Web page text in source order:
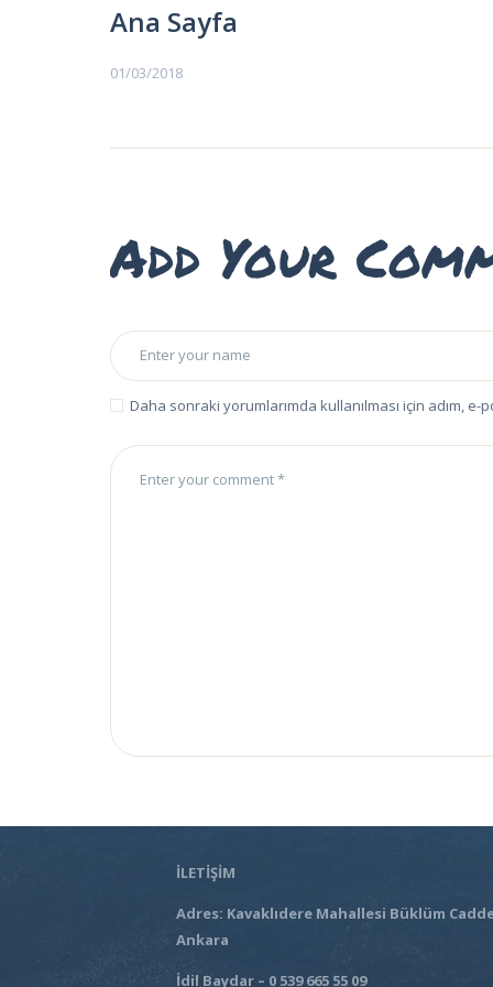
EĞITIMLER –
KURSLAR
ALBÜMLERI
HAKKIMIZDA
Ana Sayfa
01/03/2018
Add Your
Daha sonraki yorumlarımda kullanılması için adım,
İLETİŞİM
Adres: Kavaklıdere Mahallesi Büklüm
Ankara
İdil Baydar – 0 539 665 55 09